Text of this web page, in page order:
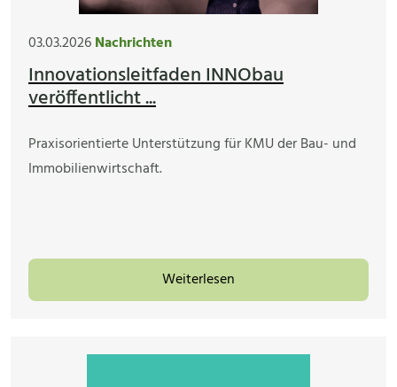
03.03.2026Nachrichten
Innovationsleitfaden INNObau
veröffentlicht ...
Praxisorientierte Unterstützung für KMU der Bau- und
Immobilienwirtschaft.
Weiterlesen